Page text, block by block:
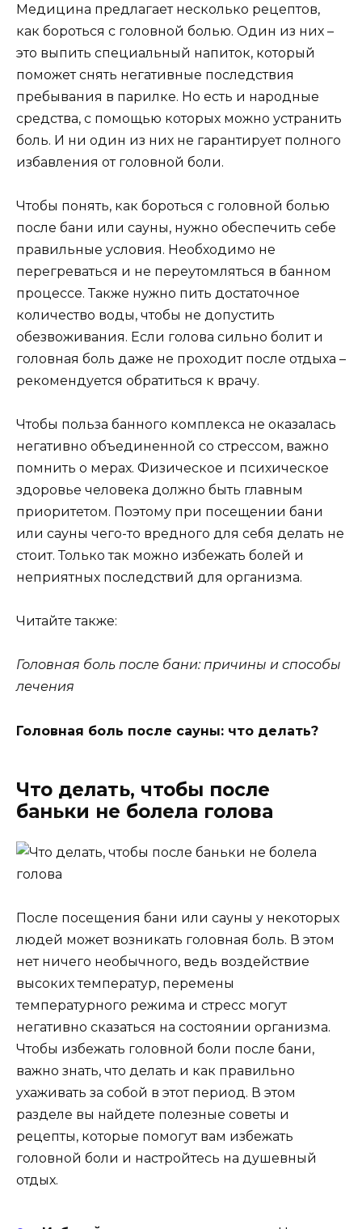
Медицина предлагает несколько рецептов,
как бороться с головной болью. Один из них –
это выпить специальный напиток, который
поможет снять негативные последствия
пребывания в парилке. Но есть и народные
средства, с помощью которых можно устранить
боль. И ни один из них не гарантирует полного
избавления от головной боли.
Чтобы понять, как бороться с головной болью
после бани или сауны, нужно обеспечить себе
правильные условия. Необходимо не
перегреваться и не переутомляться в банном
процессе. Также нужно пить достаточное
количество воды, чтобы не допустить
обезвоживания. Если голова сильно болит и
головная боль даже не проходит после отдыха –
рекомендуется обратиться к врачу.
Чтобы польза банного комплекса не оказалась
негативно объединенной со стрессом, важно
помнить о мерах. Физическое и психическое
здоровье человека должно быть главным
приоритетом. Поэтому при посещении бани
или сауны чего-то вредного для себя делать не
стоит. Только так можно избежать болей и
неприятных последствий для организма.
Читайте также:
Головная боль после бани: причины и способы
лечения
Головная боль после сауны: что делать?
Что делать, чтобы после
баньки не болела голова
После посещения бани или сауны у некоторых
людей может возникать головная боль. В этом
нет ничего необычного, ведь воздействие
высоких температур, перемены
температурного режима и стресс могут
негативно сказаться на состоянии организма.
Чтобы избежать головной боли после бани,
важно знать, что делать и как правильно
ухаживать за собой в этот период. В этом
разделе вы найдете полезные советы и
рецепты, которые помогут вам избежать
головной боли и настройтесь на душевный
отдых.